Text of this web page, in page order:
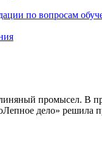
по вопросам
промысел. В
дело» решила